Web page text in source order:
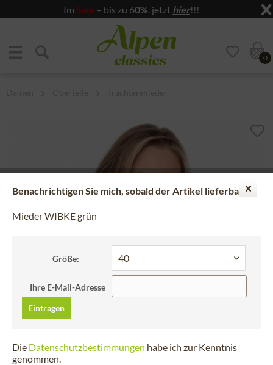
Im Sale – bis zu 60% . jetzt hier!!!
Zum Hauptbereich springen
0
Benachrichtigen Sie mich, sobald der Artikel lieferbar ist.
Mieder WIBKE grün
Größe:
Ihre E-Mail-Adresse
Eintragen
Die Datenschutzbestimmungen habe ich zur Kenntnis
genommen.